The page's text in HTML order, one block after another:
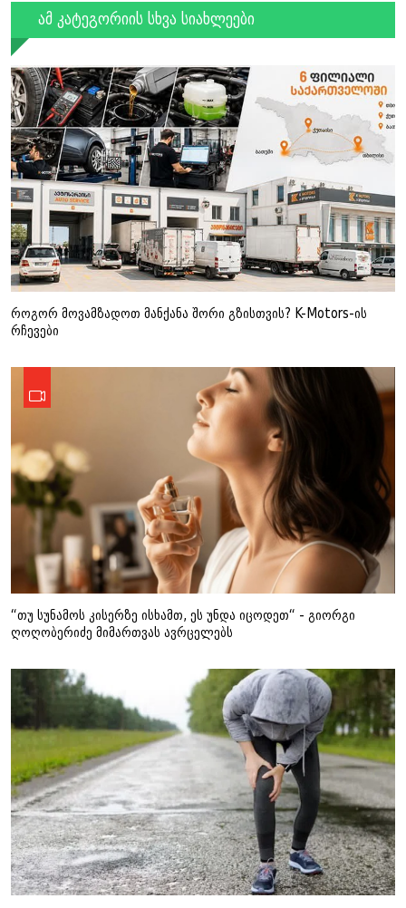
ამ კატეგორიის სხვა სიახლეები
როგორ მოვამზადოთ მანქანა შორი გზისთვის? K-Motors-ის
რჩევები
“თუ სუნამოს კისერზე ისხამთ, ეს უნდა იცოდეთ“ - გიორგი
ღოღობერიძე მიმართვას ავრცელებს